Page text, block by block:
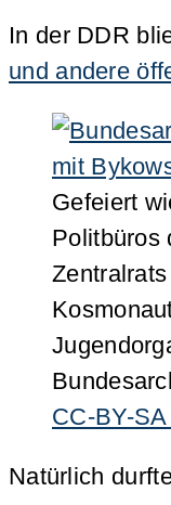
In der DDR
und andere
Gefeiert
Politbüros
CC-BY-
Natürlich